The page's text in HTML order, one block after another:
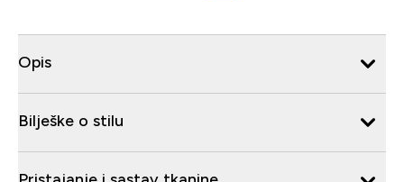
Opis
Bilješke o stilu